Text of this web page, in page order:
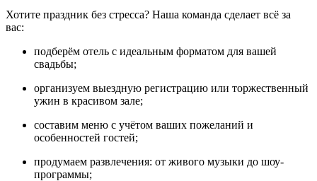
Хотите праздник без стресса? Наша команда сделает всё за
вас:
подберём отель с идеальным форматом для вашей
свадьбы;
организуем выездную регистрацию или торжественный
ужин в красивом зале;
составим меню с учётом ваших пожеланий и
особенностей гостей;
продумаем развлечения: от живого музыки до шоу-
программы;